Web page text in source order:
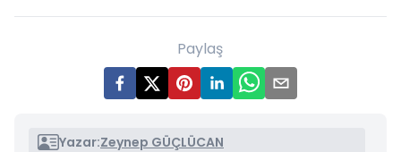
Paylaş
Yazar:Zeynep GÜÇLÜCAN